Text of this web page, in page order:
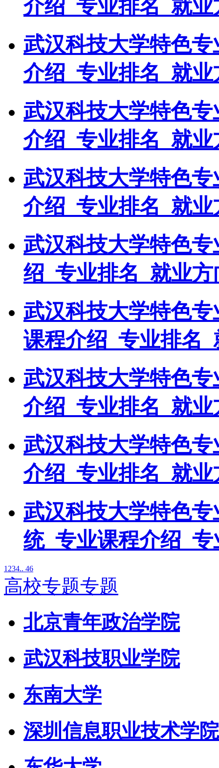
介绍_专业排名_就业
武汉科技大学特色
介绍_专业排名_就业
武汉科技大学特色
介绍_专业排名_就业
武汉科技大学特色
介绍_专业排名_就业
武汉科技大学特色
绍_专业排名_就业方
武汉科技大学特色
课程介绍_专业排名
武汉科技大学特色
介绍_专业排名_就业
武汉科技大学特色
介绍_专业排名_就业
武汉科技大学特色
统_专业课程介绍_
1 234.. 46
高校专题专题
北京青年政治学院
武汉科技职业学院
东南大学
深圳信息职业技术学院